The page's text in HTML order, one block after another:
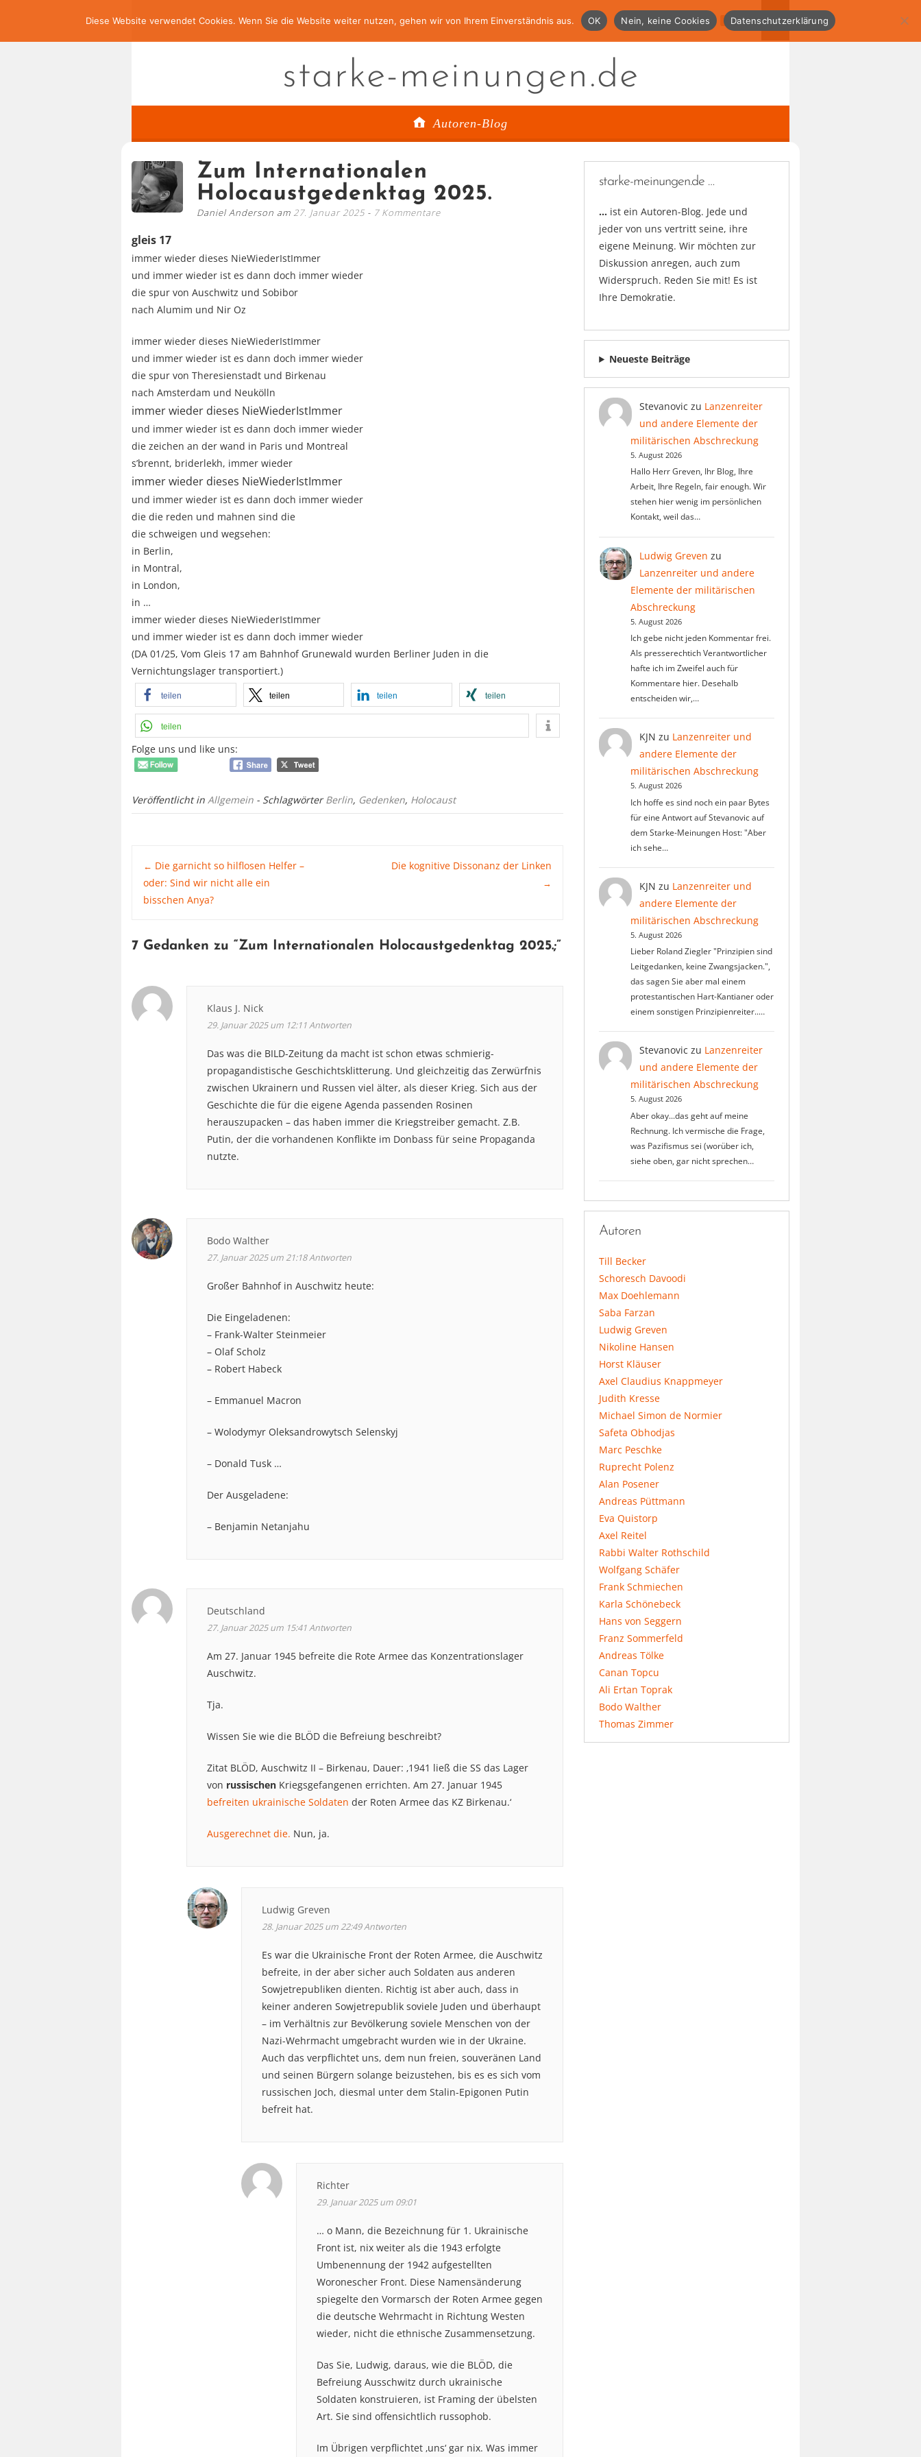
starke-meinungen.de
Autoren-Blog
Zum Internationalen
Holocaustgedenktag 2025.
Daniel Anderson am 27. Januar 2025 7 Kommentare
gleis 17
immer wieder dieses NieWiederIstImmer
und immer wieder ist es dann doch immer wieder
die spur von Auschwitz und Sobibor
nach Alumim und Nir Oz
immer wieder dieses NieWiederIstImmer
und immer wieder ist es dann doch immer wieder
die spur von Theresienstadt und Birkenau
nach Amsterdam und Neukölln
immer wieder dieses NieWiederIstImmer
und immer wieder ist es dann doch immer wieder
die zeichen an der wand in Paris und Montreal
s’brennt, briderlekh, immer wieder
immer wieder dieses NieWiederIstImmer
und immer wieder ist es dann doch immer wieder
die die reden und mahnen sind die
die schweigen und wegsehen:
in Berlin,
in Montral,
in London,
in …
immer wieder dieses NieWiederIstImmer
und immer wieder ist es dann doch immer wieder
(DA 01/25, Vom Gleis 17 am Bahnhof Grunewald wurden Berliner Juden in die
Vernichtungslager transportiert.)
teilen teilen teilen teilen
teilen
Folge uns und like uns:
Veröffentlicht in Allgemein - SchlagwörterBerlin, Gedenken, Holocaust
Post
navigation
← Die garnicht so hilflosen Helfer –
oder: Sind wir nicht alle ein
bisschen Anya?
Die kognitive Dissonanz der Linken
→
7 Gedanken zu “Zum Internationalen Holocaustgedenktag 2025.;”
Klaus J. Nick
29. Januar 2025 um 12:11Antworten
Das was die BILD-Zeitung da macht ist schon etwas schmierig-
propagandistische Geschichtsklitterung. Und gleichzeitig das Zerwürfnis
zwischen Ukrainern und Russen viel älter, als dieser Krieg. Sich aus der
Geschichte die für die eigene Agenda passenden Rosinen
herauszupacken – das haben immer die Kriegstreiber gemacht. Z.B.
Putin, der die vorhandenen Konflikte im Donbass für seine Propaganda
nutzte.
Bodo Walther
27. Januar 2025 um 21:18Antworten
Großer Bahnhof in Auschwitz heute:
Die Eingeladenen:
– Frank-Walter Steinmeier
– Olaf Scholz
– Robert Habeck
– Emmanuel Macron
– Wolodymyr Oleksandrowytsch Selenskyj
– Donald Tusk …
Der Ausgeladene:
– Benjamin Netanjahu
Deutschland
27. Januar 2025 um 15:41Antworten
Am 27. Januar 1945 befreite die Rote Armee das Konzentrationslager
Auschwitz.
Tja.
Wissen Sie wie die BLÖD die Befreiung beschreibt?
Zitat BLÖD, Auschwitz II – Birkenau, Dauer: ‚1941 ließ die SS das Lager
von russischen Kriegsgefangenen errichten. Am 27. Januar 1945
befreiten ukrainische Soldaten der Roten Armee das KZ Birkenau.‘
Ausgerechnet die. Nun, ja.
Ludwig Greven
28. Januar 2025 um 22:49Antworten
Es war die Ukrainische Front der Roten Armee, die Auschwitz
befreite, in der aber sicher auch Soldaten aus anderen
Sowjetrepubliken dienten. Richtig ist aber auch, dass in
keiner anderen Sowjetrepublik soviele Juden und überhaupt
– im Verhältnis zur Bevölkerung soviele Menschen von der
Nazi-Wehrmacht umgebracht wurden wie in der Ukraine.
Auch das verpflichtet uns, dem nun freien, souveränen Land
und seinen Bürgern solange beizustehen, bis es es sich vom
russischen Joch, diesmal unter dem Stalin-Epigonen Putin
befreit hat.
Richter
29. Januar 2025 um 09:01
… o Mann, die Bezeichnung für 1. Ukrainische
Front ist, nix weiter als die 1943 erfolgte
Umbenennung der 1942 aufgestellten
Woronescher Front. Diese Namensänderung
spiegelte den Vormarsch der Roten Armee gegen
die deutsche Wehrmacht in Richtung Westen
wieder, nicht die ethnische Zusammensetzung.
Das Sie, Ludwig, daraus, wie die BLÖD, die
Befreiung Ausschwitz durch ukrainische
Soldaten konstruieren, ist Framing der übelsten
Art. Sie sind offensichtlich russophob.
Im Übrigen verpflichtet ‚uns‘ gar nix. Was immer
starke-meinungen.de …
… ist ein Autoren-Blog. Jede und
jeder von uns vertritt seine, ihre
eigene Meinung. Wir möchten zur
Diskussion anregen, auch zum
Widerspruch. Reden Sie mit! Es ist
Ihre Demokratie.
Neueste Beiträge
Stevanovic zu Lanzenreiter
und andere Elemente der
militärischen Abschreckung
5. August 2026
Hallo Herr Greven, Ihr Blog, Ihre
Arbeit, Ihre Regeln, fair enough. Wir
stehen hier wenig im persönlichen
Kontakt, weil das…
Ludwig Greven zu
Lanzenreiter und andere
Elemente der militärischen
Abschreckung
5. August 2026
Ich gebe nicht jeden Kommentar frei.
Als presserechtich Verantwortlicher
hafte ich im Zweifel auch für
Kommentare hier. Desehalb
entscheiden wir,…
KJN zu Lanzenreiter und
andere Elemente der
militärischen Abschreckung
5. August 2026
Ich hoffe es sind noch ein paar Bytes
für eine Antwort auf Stevanovic auf
dem Starke-Meinungen Host: "Aber
ich sehe…
KJN zu Lanzenreiter und
andere Elemente der
militärischen Abschreckung
5. August 2026
Lieber Roland Ziegler "Prinzipien sind
Leitgedanken, keine Zwangsjacken.",
das sagen Sie aber mal einem
protestantischen Hart-Kantianer oder
einem sonstigen Prinzipienreiter..…
Stevanovic zu Lanzenreiter
und andere Elemente der
militärischen Abschreckung
5. August 2026
Aber okay...das geht auf meine
Rechnung. Ich vermische die Frage,
was Pazifismus sei (worüber ich,
siehe oben, gar nicht sprechen…
Autoren
Till Becker
Schoresch Davoodi
Max Doehlemann
Saba Farzan
Ludwig Greven
Nikoline Hansen
Horst Kläuser
Axel Claudius Knappmeyer
Judith Kresse
Michael Simon de Normier
Safeta Obhodjas
Marc Peschke
Ruprecht Polenz
Alan Posener
Andreas Püttmann
Eva Quistorp
Axel Reitel
Rabbi Walter Rothschild
Wolfgang Schäfer
Frank Schmiechen
Karla Schönebeck
Hans von Seggern
Franz Sommerfeld
Andreas Tölke
Canan Topcu
Ali Ertan Toprak
Bodo Walther
Thomas Zimmer
Diese Website verwendet Cookies. Wenn Sie die Website weiter nutzen, gehen wir von Ihrem Einverständnis aus. OK Nein, keine Cookies Datenschutzerklärung